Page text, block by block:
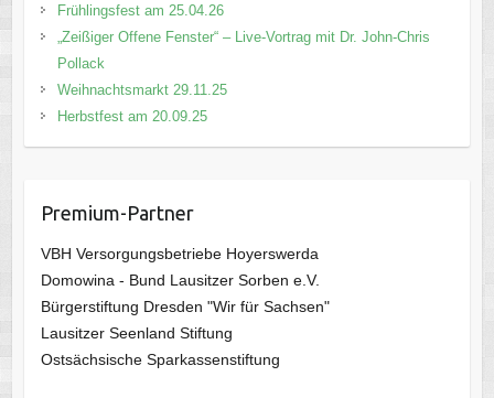
Frühlingsfest am 25.04.26
„Zeißiger Offene Fenster“ – Live-Vortrag mit Dr. John-Chris
Pollack
Weihnachtsmarkt 29.11.25
Herbstfest am 20.09.25
Premium-Partner
VBH Versorgungsbetriebe Hoyerswerda
Domowina - Bund Lausitzer Sorben e.V.
Bürgerstiftung Dresden "Wir für Sachsen"
Lausitzer Seenland Stiftung
Ostsächsische Sparkassenstiftung